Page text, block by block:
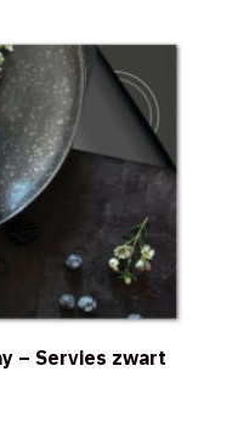
– Servies zwart